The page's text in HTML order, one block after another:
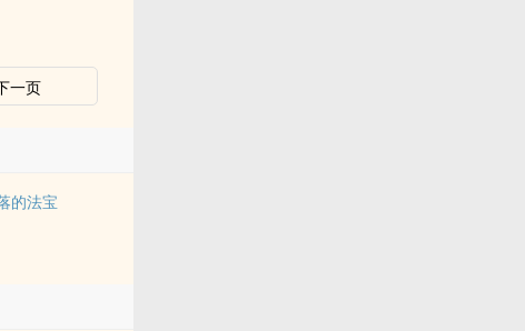
一页
的法宝